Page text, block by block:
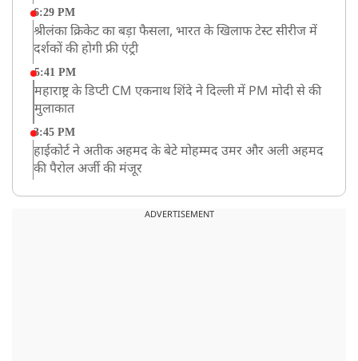
6:29 PM
श्रीलंका क्रिकेट का बड़ा फैसला, भारत के खिलाफ टेस्ट सीरीज में
दर्शकों की होगी फ्री एंट्री
5:41 PM
महाराष्ट्र के डिप्टी CM एकनाथ शिंदे ने दिल्ली में PM मोदी से की
मुलाकात
3:45 PM
हाईकोर्ट ने अतीक अहमद के बेटे मोहम्मद उमर और अली अहमद
की पैरोल अर्जी की मंजूर
CM योगी का सपा पर हमला, कहा- वोट बैंक की राजनीति ने
ADVERTISEMENT